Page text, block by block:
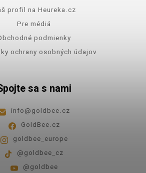
profil na Heureka.cz
Pre médiá
podmienky
ochrany osobných údajov
sa s nami
info@goldbee.cz
GoldBee.cz
goldbee_europe
@goldbee_cz
@goldbee